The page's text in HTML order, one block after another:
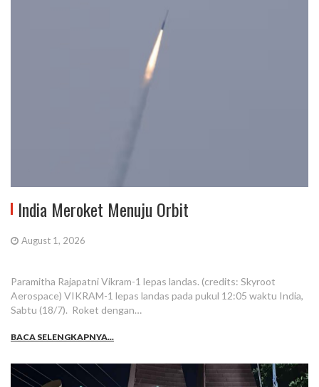
India Meroket Menuju Orbit
August 1, 2026
Paramitha Rajapatni Vikram-1 lepas landas. (credits: Skyroot
Aerospace) VIKRAM-1 lepas landas pada pukul 12:05 waktu India,
Sabtu (18/7). Roket dengan…
BACA SELENGKAPNYA...